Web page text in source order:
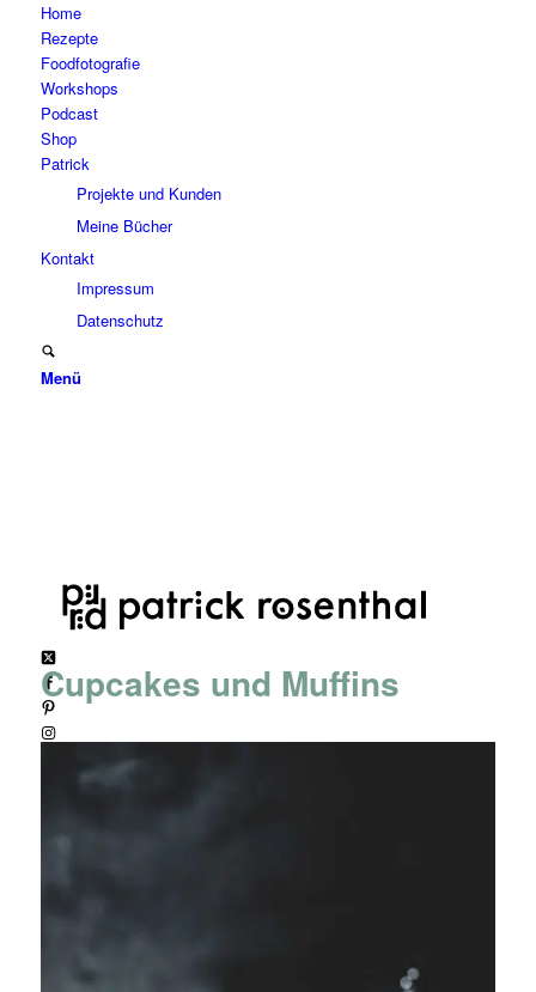
Home
Rezepte
Foodfotografie
Workshops
Podcast
Shop
Patrick
Projekte und Kunden
Meine Bücher
Kontakt
Impressum
Datenschutz
Menü
Cupcakes und Muffins